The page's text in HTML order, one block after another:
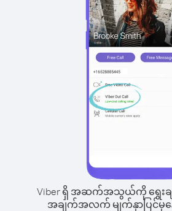
Viber ရှိ အဆက်အသွယ်ကို ရွေးခ
အချက်အလက် မျက်နှာပြင်မှနေ